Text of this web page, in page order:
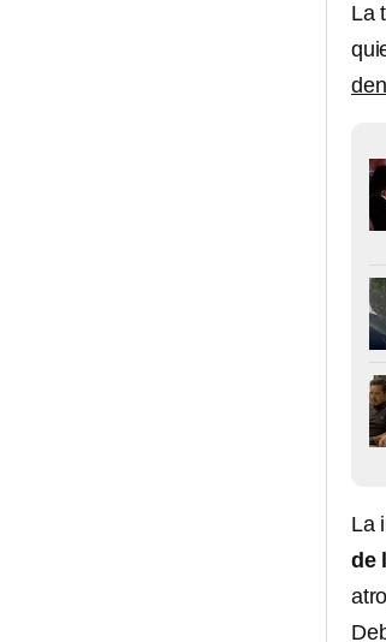
La
La
de